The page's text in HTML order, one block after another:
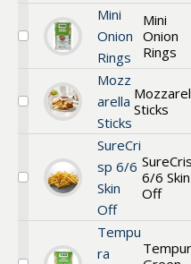
chicken
Välj
Crispy
Onion
Rings
Mini
Onion
Rings
Mini
Onion
Rings
Välj
Battered
Mozz
arella
Sticks
Sticks
Välj
SureCri
sp 6/6
Skin
Off
6/6 Skin
Off
Tempu
ra